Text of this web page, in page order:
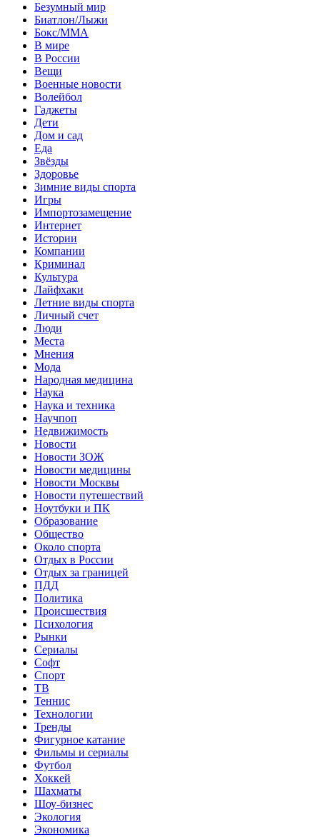
Безумный мир
Биатлон/Лыжи
Бокс/MMA
В мире
В России
Вещи
Военные новости
Волейбол
Гаджеты
Дети
Дом и сад
Еда
Звёзды
Здоровье
Зимние виды спорта
Игры
Импортозамещение
Интернет
Истории
Компании
Криминал
Культура
Лайфхаки
Летние виды спорта
Личный счет
Люди
Места
Мнения
Мода
Народная медицина
Наука
Наука и техника
Научпоп
Недвижимость
Новости
Новости ЗОЖ
Новости медицины
Новости Москвы
Новости путешествий
Ноутбуки и ПК
Образование
Общество
Около спорта
Отдых в России
Отдых за границей
ПДД
Политика
Происшествия
Психология
Рынки
Сериалы
Софт
Спорт
ТВ
Теннис
Технологии
Тренды
Фигурное катание
Фильмы и сериалы
Футбол
Хоккей
Шахматы
Шоу-бизнес
Экология
Экономика